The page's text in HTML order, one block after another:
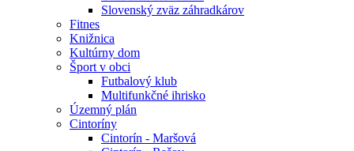
Slovenský zväz záhradkárov
Fitnes
Knižnica
Kultúrny dom
Šport v obci
Futbalový klub
Multifunkčné ihrisko
Územný plán
Cintoríny
Cintorín - Maršová